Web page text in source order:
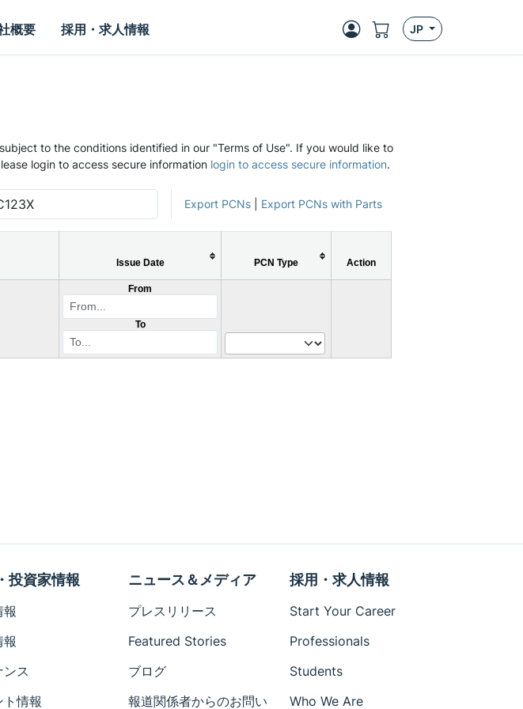
概要 採用・求人情報 JP
to the conditions identified in our "Terms of Use". If you would like to
login to access secure information login to access secure information.
Export PCNs Export PCNs with Parts
Issue Date PCN Type Action
From
To
投資家情報
報
報
ンス
ト情報
ニュース＆メディア
プレスリリース
Featured Stories
ブログ
報道関係者からのお問い
採用・求人情報
Start Your Career
Professionals
Students
Who We Are